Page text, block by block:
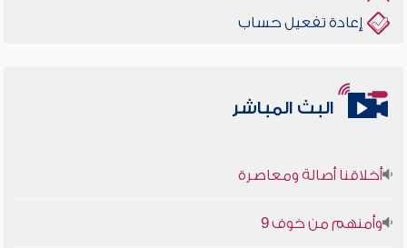
إعادة تفعيل حساب
البث المباشر
أخلاقنا أصالة ومعاصرة
وأمنهم من خوف 9